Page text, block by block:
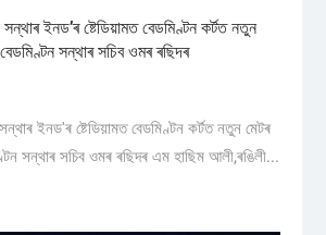
ইনড’ৰ ষ্টেডিয়ামত বেডমিণ্টন কৰ্টত নতুন
সন্থাৰ সচিব ওমৰ ৰছিদৰ
ইনড'ৰ ষ্টেডিয়ামত বেডমিণ্টন কৰ্টত নতুন মেটৰ
সন্থাৰ সচিব ওমৰ ৰছিদৰ এম হাছিম আলী,ৰঙিলী...